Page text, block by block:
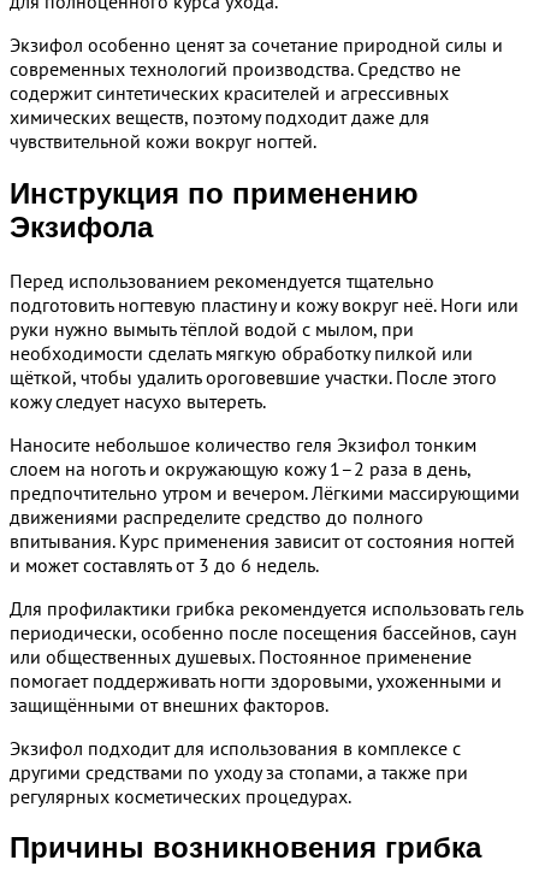
Экзифол особенно ценят за сочетание природной силы и
современных технологий производства. Средство не
содержит синтетических красителей и агрессивных
химических веществ, поэтому подходит даже для
чувствительной кожи вокруг ногтей.
Инструкция по применению
Экзифола
Перед использованием рекомендуется тщательно
подготовить ногтевую пластину и кожу вокруг неё. Ноги или
руки нужно вымыть тёплой водой с мылом, при
необходимости сделать мягкую обработку пилкой или
щёткой, чтобы удалить ороговевшие участки. После этого
кожу следует насухо вытереть.
Наносите небольшое количество геля Экзифол тонким
слоем на ноготь и окружающую кожу 1–2 раза в день,
предпочтительно утром и вечером. Лёгкими массирующими
движениями распределите средство до полного
впитывания. Курс применения зависит от состояния ногтей
и может составлять от 3 до 6 недель.
Для профилактики грибка рекомендуется использовать гель
периодически, особенно после посещения бассейнов, саун
или общественных душевых. Постоянное применение
помогает поддерживать ногти здоровыми, ухоженными и
защищёнными от внешних факторов.
Экзифол подходит для использования в комплексе с
другими средствами по уходу за стопами, а также при
регулярных косметических процедурах.
Причины возникновения грибка